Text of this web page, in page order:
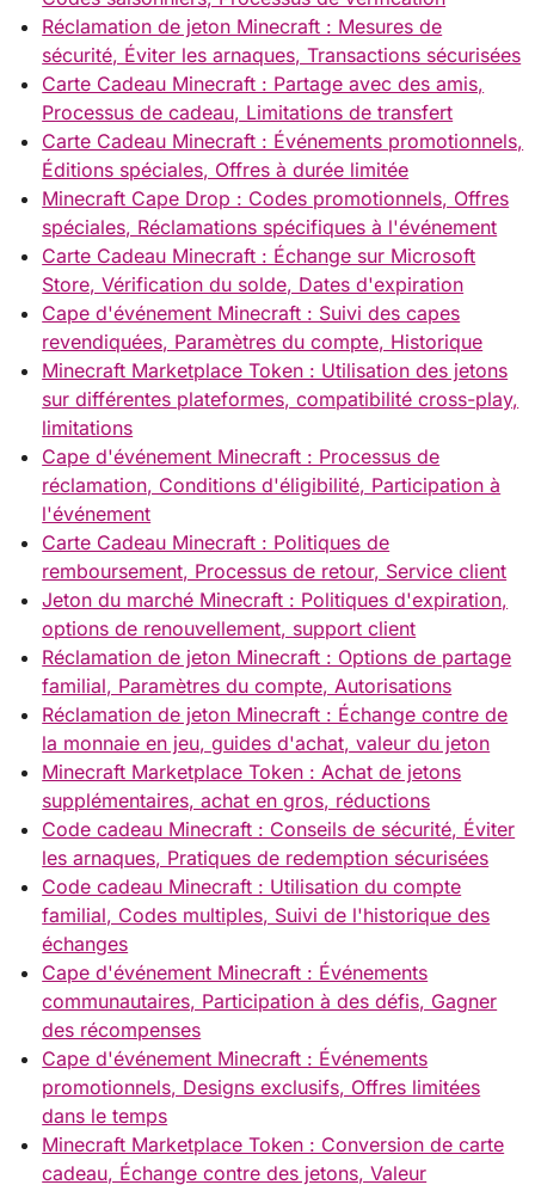
Réclamation de jeton Minecraft : Mesures de
sécurité, Éviter les arnaques, Transactions sécurisées
Carte Cadeau Minecraft : Partage avec des amis,
Processus de cadeau, Limitations de transfert
Carte Cadeau Minecraft : Événements promotionnels,
Éditions spéciales, Offres à durée limitée
Minecraft Cape Drop : Codes promotionnels, Offres
spéciales, Réclamations spécifiques à l'événement
Carte Cadeau Minecraft : Échange sur Microsoft
Store, Vérification du solde, Dates d'expiration
Cape d'événement Minecraft : Suivi des capes
revendiquées, Paramètres du compte, Historique
Minecraft Marketplace Token : Utilisation des jetons
sur différentes plateformes, compatibilité cross-play,
limitations
Cape d'événement Minecraft : Processus de
réclamation, Conditions d'éligibilité, Participation à
l'événement
Carte Cadeau Minecraft : Politiques de
remboursement, Processus de retour, Service client
Jeton du marché Minecraft : Politiques d'expiration,
options de renouvellement, support client
Réclamation de jeton Minecraft : Options de partage
familial, Paramètres du compte, Autorisations
Réclamation de jeton Minecraft : Échange contre de
la monnaie en jeu, guides d'achat, valeur du jeton
Minecraft Marketplace Token : Achat de jetons
supplémentaires, achat en gros, réductions
Code cadeau Minecraft : Conseils de sécurité, Éviter
les arnaques, Pratiques de redemption sécurisées
Code cadeau Minecraft : Utilisation du compte
familial, Codes multiples, Suivi de l'historique des
échanges
Cape d'événement Minecraft : Événements
communautaires, Participation à des défis, Gagner
des récompenses
Cape d'événement Minecraft : Événements
promotionnels, Designs exclusifs, Offres limitées
dans le temps
Minecraft Marketplace Token : Conversion de carte
cadeau, Échange contre des jetons, Valeur